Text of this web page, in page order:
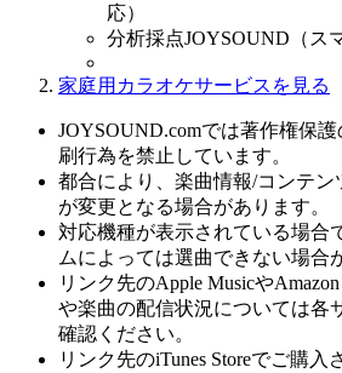
応）
分析採点JOYSOUND（ス
家庭用カラオケサービスを見る
JOYSOUND.comでは著作権保
刷行為を禁止しています。
都合により、楽曲情報/コンテン
が変更となる場合があります。
対応機種が表示されている場合
ムによっては選曲できない場合
リンク先のApple Musicや
や楽曲の配信状況については各
確認ください。
リンク先のiTunes Storeでご購